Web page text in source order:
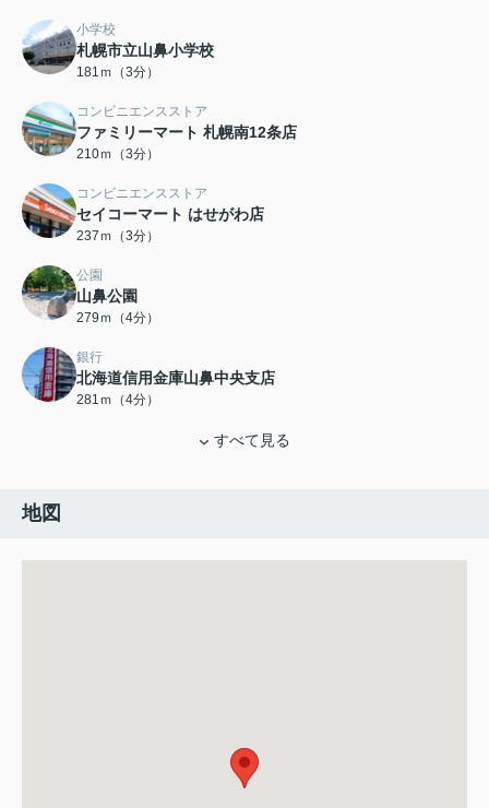
小学校
札幌市立山鼻小学校
181ｍ（3分）
コンビニエンスストア
ファミリーマート 札幌南12条店
210ｍ（3分）
コンビニエンスストア
セイコーマート はせがわ店
237ｍ（3分）
公園
山鼻公園
279ｍ（4分）
銀行
北海道信用金庫山鼻中央支店
281ｍ（4分）
すべて見る
地図